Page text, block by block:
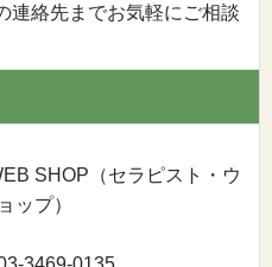
連絡先までお気軽にご相談
SHOP（セラピスト・ウ
ップ）